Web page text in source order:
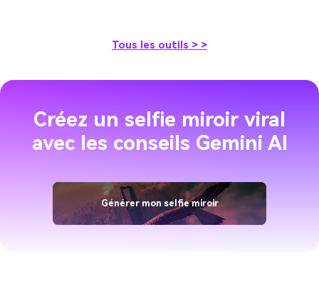
Tous les outils > >
Créez un selfie miroir viral
avec les conseils Gemini AI
Générer mon selfie miroir